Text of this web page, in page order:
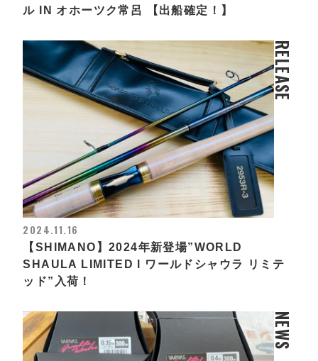
ル IN オホーツク常呂 【出船確定！】
RELEASE
2024.11.16
【SHIMANO】2024年新登場”WORLD
SHAULA LIMITED l ワールドシャウラ リミテ
ッド”入荷！
NEWS